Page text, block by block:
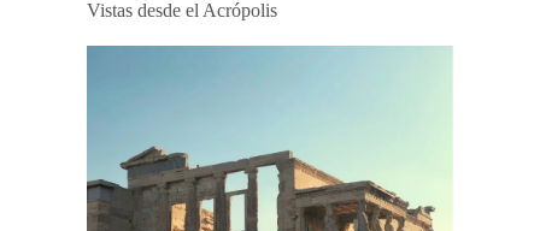
Vistas desde el Acrópolis